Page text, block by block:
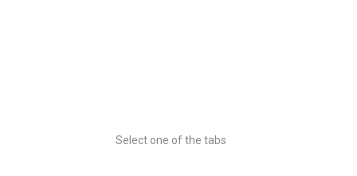
Select one of the tabs